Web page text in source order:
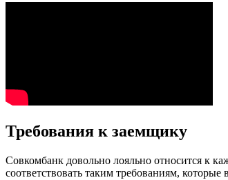
Требования к заемщику
Совкомбанк довольно лояльно относится к
соответствовать таким требованиям,